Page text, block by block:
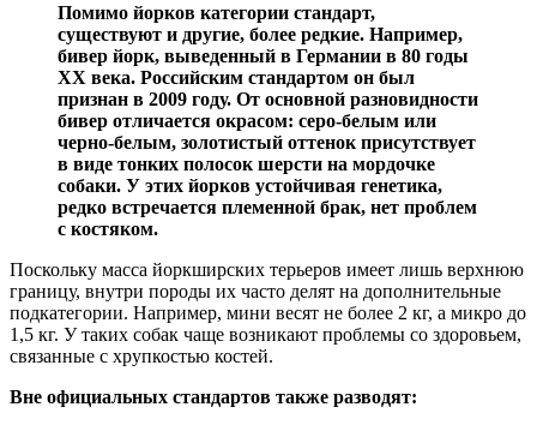
Помимо йорков категории стандарт,
существуют и другие, более редкие. Например,
бивер йорк, выведенный в Германии в 80 годы
XX века. Российским стандартом он был
признан в 2009 году. От основной разновидности
бивер отличается окрасом: серо-белым или
черно-белым, золотистый оттенок присутствует
в виде тонких полосок шерсти на мордочке
собаки. У этих йорков устойчивая генетика,
редко встречается племенной брак, нет проблем
с костяком.
Поскольку масса йоркширских терьеров имеет лишь верхнюю
границу, внутри породы их часто делят на дополнительные
подкатегории. Например, мини весят не более 2 кг, а микро до
1,5 кг. У таких собак чаще возникают проблемы со здоровьем,
связанные с хрупкостью костей.
Вне официальных стандартов также разводят: